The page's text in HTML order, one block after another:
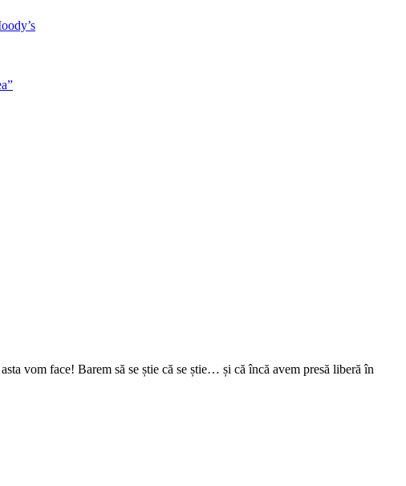
vom face! Barem să se știe că se știe… și că încă avem presă liberă în